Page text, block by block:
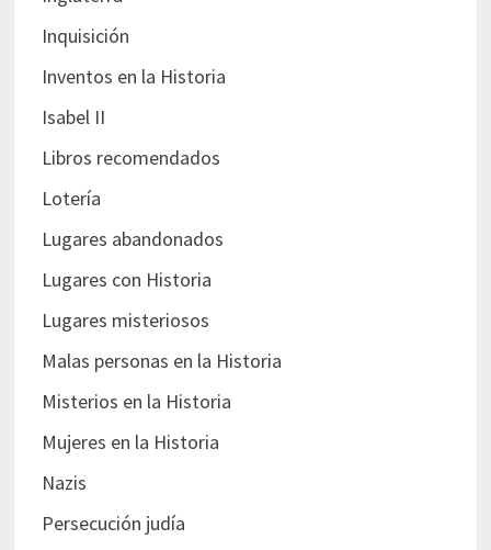
Inquisición
Inventos en la Historia
Isabel II
Libros recomendados
Lotería
Lugares abandonados
Lugares con Historia
Lugares misteriosos
Malas personas en la Historia
Misterios en la Historia
Mujeres en la Historia
Nazis
Persecución judía